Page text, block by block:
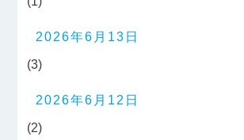
2026年6月13日
(3)
2026年6月12日
(2)